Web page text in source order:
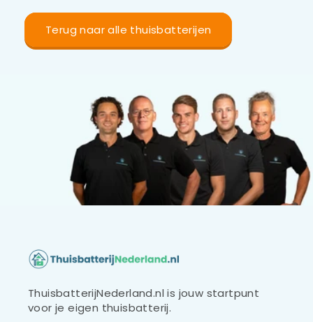
Terug naar alle thuisbatterijen
ThuisbatterijNederland.nl is jouw startpunt
voor je eigen thuisbatterij.